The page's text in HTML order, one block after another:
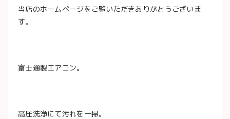
当店のホームページをご覧いただきありがとうございま
す。
富士通製エアコン。
高圧洗浄にて汚れを一掃。